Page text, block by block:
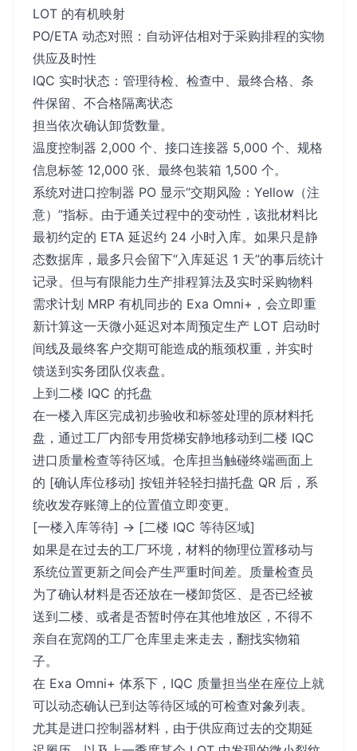
LOT 的有机映射
PO/ETA 动态对照：自动评估相对于采购排程的实物
供应及时性
IQC 实时状态：管理待检、检查中、最终合格、条
件保留、不合格隔离状态
担当依次确认卸货数量。
温度控制器 2,000 个、接口连接器 5,000 个、规格
信息标签 12,000 张、最终包装箱 1,500 个。
系统对进口控制器 PO 显示“交期风险：Yellow（注
意）”指标。由于通关过程中的变动性，该批材料比
最初约定的 ETA 延迟约 24 小时入库。如果只是静
态数据库，最多只会留下“入库延迟 1 天”的事后统计
记录。但与有限能力生产排程算法及实时采购物料
需求计划 MRP 有机同步的 Exa Omni+，会立即重
新计算这一天微小延迟对本周预定生产 LOT 启动时
间线及最终客户交期可能造成的瓶颈权重，并实时
馈送到实务团队仪表盘。
上到二楼 IQC 的托盘
在一楼入库区完成初步验收和标签处理的原材料托
盘，通过工厂内部专用货梯安静地移动到二楼 IQC
进口质量检查等待区域。仓库担当触碰终端画面上
的 [确认库位移动] 按钮并轻轻扫描托盘 QR 后，系
统收发存账簿上的位置值立即变更。
[一楼入库等待] -> [二楼 IQC 等待区域]
如果是在过去的工厂环境，材料的物理位置移动与
系统位置更新之间会产生严重时间差。质量检查员
为了确认材料是否还放在一楼卸货区、是否已经被
送到二楼、或者是否暂时停在其他堆放区，不得不
亲自在宽阔的工厂仓库里走来走去，翻找实物箱
子。
在 Exa Omni+ 体系下，IQC 质量担当坐在座位上就
可以动态确认已到达等待区域的可检查对象列表。
尤其是进口控制器材料，由于供应商过去的交期延